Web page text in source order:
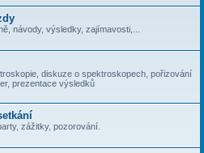
návody, výsledky, zajímavosti,...
diskuze o spektroskopech, pořizování
prezentace výsledků
zážitky, pozorování.